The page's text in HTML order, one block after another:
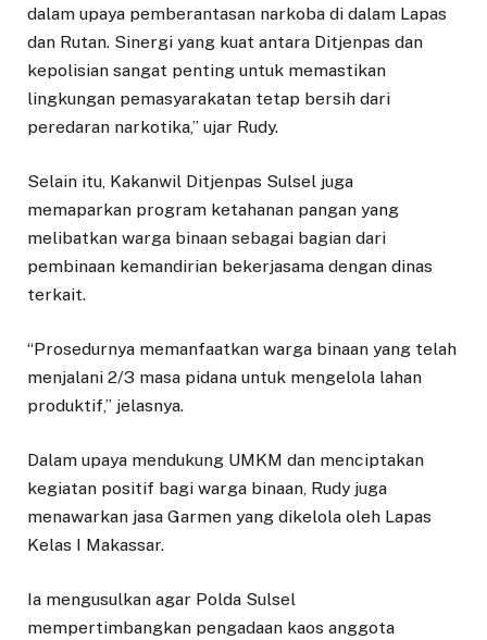
dalam upaya pemberantasan narkoba di dalam Lapas
dan Rutan. Sinergi yang kuat antara Ditjenpas dan
kepolisian sangat penting untuk memastikan
lingkungan pemasyarakatan tetap bersih dari
peredaran narkotika,” ujar Rudy.
Selain itu, Kakanwil Ditjenpas Sulsel juga
memaparkan program ketahanan pangan yang
melibatkan warga binaan sebagai bagian dari
pembinaan kemandirian bekerjasama dengan dinas
terkait.
“Prosedurnya memanfaatkan warga binaan yang telah
menjalani 2/3 masa pidana untuk mengelola lahan
produktif,” jelasnya.
Dalam upaya mendukung UMKM dan menciptakan
kegiatan positif bagi warga binaan, Rudy juga
menawarkan jasa Garmen yang dikelola oleh Lapas
Kelas I Makassar.
Ia mengusulkan agar Polda Sulsel
mempertimbangkan pengadaan kaos anggota